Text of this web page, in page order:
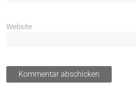
Website